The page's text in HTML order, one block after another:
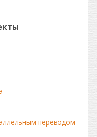
переводом